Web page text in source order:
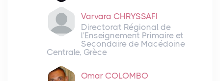
Varvara CHRYSSAFI
Directorat Régional de
l'Enseignement Primaire et
Secondaire de Macédoine
Centrale, Grèce
Omar COLOMBO